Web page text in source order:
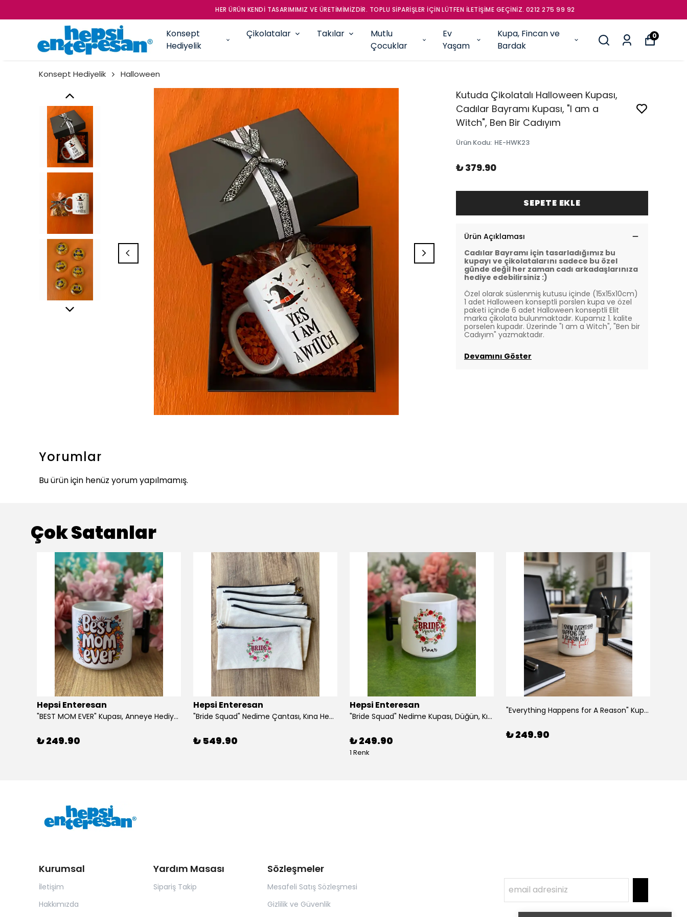
HER ÜRÜN KENDİ TASARIMIMIZ VE ÜRETİMİMİZDİR. TOPLU SİPARİŞLER İÇİN LÜTFEN İLETİŞİME GEÇİNİZ. 0212 275 99 92
Konsept
Hediyelik
Çikolatalar Takılar
Mutlu
Çocuklar
Ev
Yaşam
Kupa, Fincan ve
Bardak
0
Konsept Hediyelik Halloween
Kutuda Çikolatalı Halloween Kupası,
Cadılar Bayramı Kupası, "I am a
Witch", Ben Bir Cadıyım
Ürün Kodu: HE-HWK23
₺ 379.90
SEPETE EKLE
Ürün Açıklaması
Cadılar Bayramı için tasarladığımız bu
kupayı ve çikolatalarını sadece bu özel
günde değil her zaman cadı arkadaşlarınıza
hediye edebilirsiniz :)
Özel olarak süslenmiş kutusu içinde (15x15x10cm)
1 adet Halloween konseptli porslen kupa ve özel
paketi içinde 6 adet Halloween konseptli Elit
marka çikolata bulunmaktadır. Kupamız 1. kalite
porselen kupadır. Üzerinde "I am a Witch", "Ben bir
Cadıyım" yazmaktadır.
Devamını Göster
Yorumlar
Bu ürün için henüz yorum yapılmamış.
Çok Satanlar
Hepsi Enteresan
"BEST MOM EVER" Kupası, Anneye Hediye, Anneler Günü, Porselen T Kupa
₺ 249.90
Hepsi Enteresan
"Bride Squad" Nedime Çantası, Kına Hediyesi, Düğün Hediyesi (5 adet)
₺ 549.90
Hepsi Enteresan
"Bride Squad" Nedime Kupası, Düğün, Kına Hediyesi
₺ 249.90
1 Renk
"Everything Happens for A Reason" Kupası, Arkadaşa Hediye
₺ 249.90
Kurumsal
İletişim
Hakkımızda
Yardım Masası
Sipariş Takip
Sözleşmeler
Mesafeli Satış Sözleşmesi
Gizlilik ve Güvenlik